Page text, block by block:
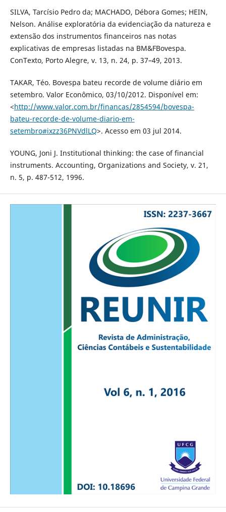
SILVA, Tarcísio Pedro da; MACHADO, Débora Gomes; HEIN,
Nelson. Análise exploratória da evidenciação da natureza e
extensão dos instrumentos financeiros nas notas
explicativas de empresas listadas na BM&FBovespa.
ConTexto, Porto Alegre, v. 13, n. 24, p. 37–49, 2013.
TAKAR, Téo. Bovespa bateu recorde de volume diário em
setembro. Valor Econômico, 03/10/2012. Disponível em:
<http://www.valor.com.br/financas/2854594/bovespa-
bateu-recorde-de-volume-diario-em-
setembro#ixzz36PNVdlLQ>. Acesso em 03 jul 2014.
YOUNG, Joni J. Institutional thinking: the case of financial
instruments. Accounting, Organizations and Society, v. 21,
n. 5, p. 487-512, 1996.